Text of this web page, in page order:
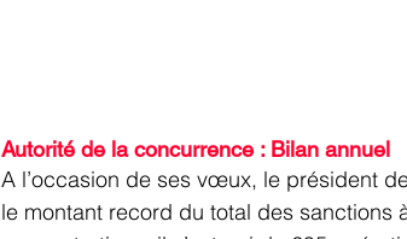
Autorité de la concurrence : Bilan annuel
A l’occasion de ses vœux, le président
le montant record du total des sanctions